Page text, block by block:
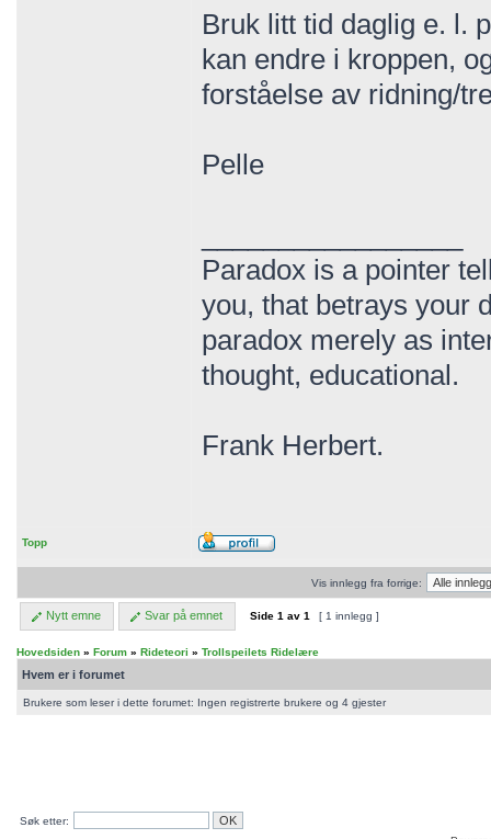
Bruk litt tid daglig e. l.
kan endre i kroppen,
forståelse av ridning/
Pelle
Paradox is a pointer
you, that betrays your
paradox merely as
thought, educational.
Frank Herbert.
Topp
Vis innlegg fra forrige:
Nytt emne Svar på emnet Side 1 av 1 [ 1 innlegg ]
Hovedsiden » Forum » Rideteori » Trollspeilets Ridelære
Hvem er i forumet
Brukere som leser i dette forumet: Ingen registrerte brukere og 4 gjester
Søk etter: